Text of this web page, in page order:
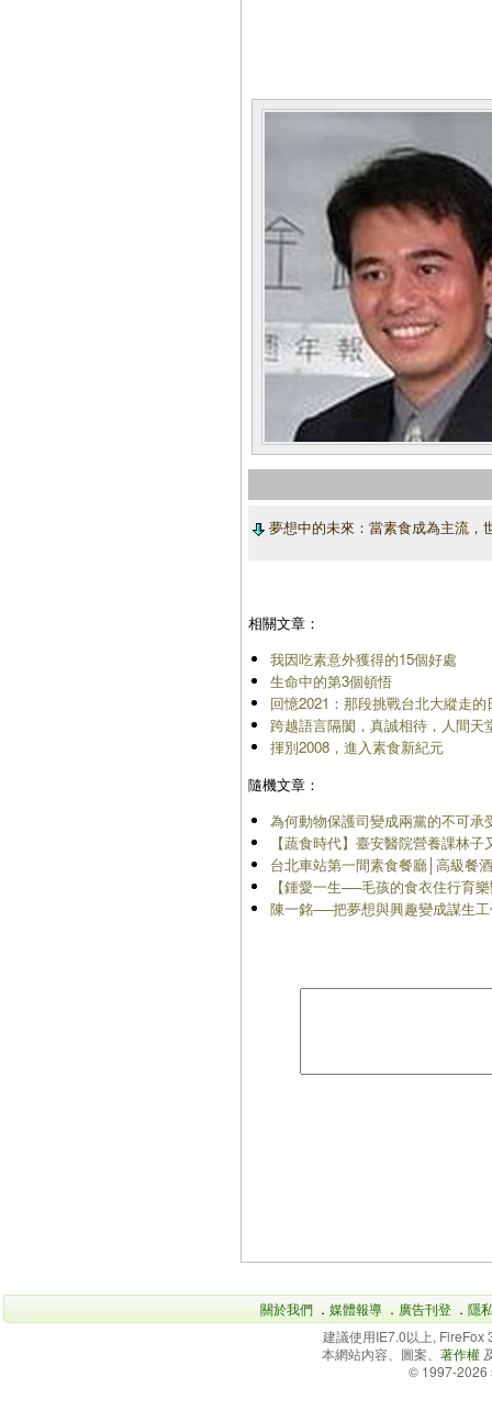
夢想中的未來：當素食成為主流，
相關文章：
我因吃素意外獲得的15個好處
生命中的第3個頓悟
回憶2021：那段挑戰台北大縱走
跨越語言隔閡，真誠相待，人間天
揮別2008，進入素食新紀元
隨機文章：
為何動物保護司變成兩黨的不可承
【蔬食時代】臺安醫院營養課林
台北車站第一間素食餐廳│高級餐
【鍾愛一生──毛孩的食衣住行育
陳一銘──把夢想與興趣變成謀生
關於我們 ． 媒體報導 ． 廣告刊登 ． 隱
建議使用IE7.0以上,
本網站內容、圖案、 著作權
© 1997-2026